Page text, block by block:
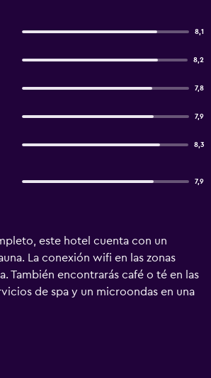
8,1
8,2
7,8
7,9
8,3
7,9
este hotel cuenta con un
La conexión wifi en las zonas
También encontrarás café o té en las
de spa y un microondas en una
Soga Natural Hot Spring ofrece 111
acondicionado, caja fuerte y